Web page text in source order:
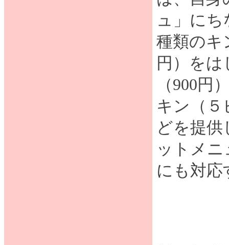
ュ」に
種類のキ
円）を
（900円
キン（５
どを提
ットメ
にも対応